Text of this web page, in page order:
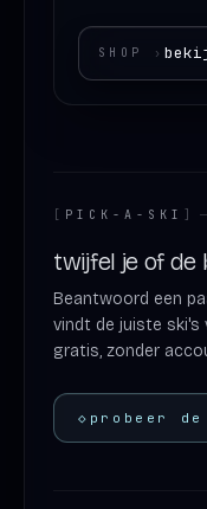
SHOP ›
[ PICK-A-SKI ]
twijfel je of de
Beantwoord een
vindt de juiste
gratis, zonder
◇ probeer